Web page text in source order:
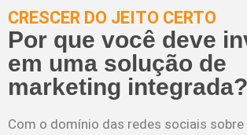
CRESCER DO JEITO CERTO
Por que você deve
em uma solução de
marketing integrada?
Com o domínio das redes sociais sobre